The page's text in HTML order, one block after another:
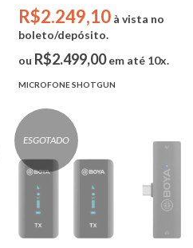
R$2.249,10 à vista no
boleto/depósito.
ou R$2.499,00em até 10x.
MICROFONE SHOTGUN
ESGOTADO